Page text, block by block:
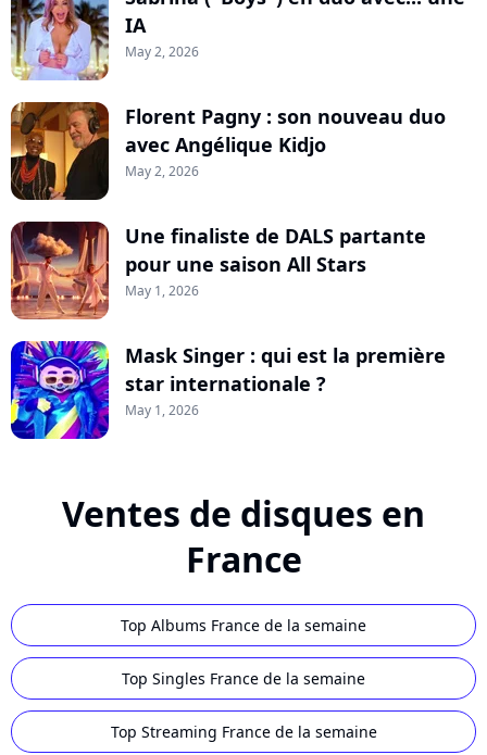
IA
May 2, 2026
Florent Pagny : son nouveau duo
avec Angélique Kidjo
May 2, 2026
Une finaliste de DALS partante
pour une saison All Stars
May 1, 2026
Mask Singer : qui est la première
star internationale ?
May 1, 2026
Ventes de disques en
France
Top Albums France de la semaine
Top Singles France de la semaine
Top Streaming France de la semaine